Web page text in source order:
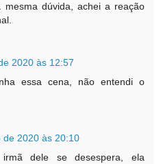
mesma dúvida, achei a reação
2020 às 12:57
essa cena, não entendi o
de 2020 às 20:10
dele se desespera, ela